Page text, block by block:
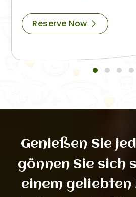
Reserve Now
Genießen Sie
gönnen Sie sich
einem geliebten